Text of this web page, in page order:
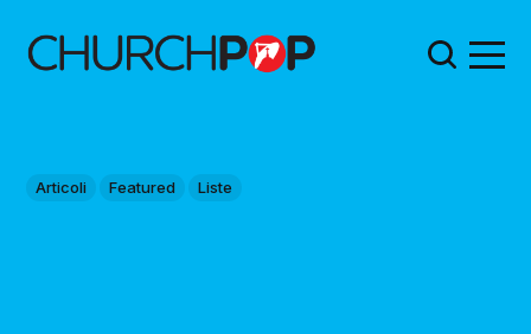
Articoli Featured Liste